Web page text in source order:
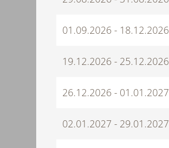
01.09.2026 - 18.12.2026
19.12.2026 - 25.12.2026
26.12.2026 - 01.01.2027
02.01.2027 - 29.01.2027